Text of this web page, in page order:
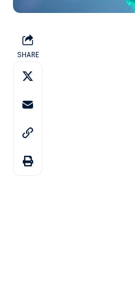
SHARE